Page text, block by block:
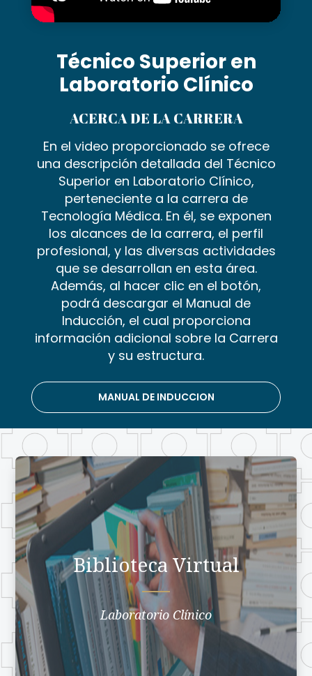
Técnico Superior en
Laboratorio Clínico
ACERCA DE LA CARRERA
En el video proporcionado se ofrece
una descripción detallada del Técnico
Superior en Laboratorio Clínico,
perteneciente a la carrera de
Tecnología Médica. En él, se exponen
los alcances de la carrera, el perfil
profesional, y las diversas actividades
que se desarrollan en esta área.
Además, al hacer clic en el botón,
podrá descargar el Manual de
Inducción, el cual proporciona
información adicional sobre la Carrera
y su estructura.
MANUAL DE INDUCCION
Biblioteca Virtual
Laboratorio Clínico